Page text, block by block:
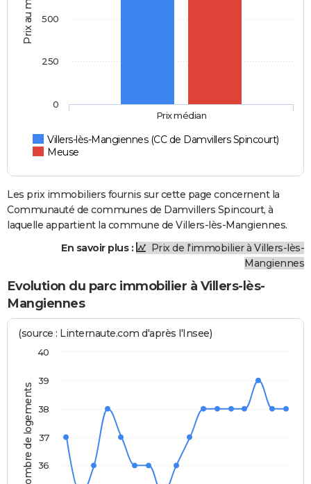
Prix au m2
Villers-lès-Mangiennes (CC de Damvillers Spincourt)
Meuse
Prix médian
0
250
500
Les prix immobiliers fournis sur cette page concernent la
Communauté de communes de Damvillers Spincourt, à
laquelle appartient la commune de Villers-lès-Mangiennes.
En savoir plus :
Prix de l'immobilier à Villers-lès-
Mangiennes
Evolution du parc immobilier à Villers-lès-
Mangiennes
Nombre de logements
(source : Linternaute.com d'après l'Insee)
36
37
38
39
40